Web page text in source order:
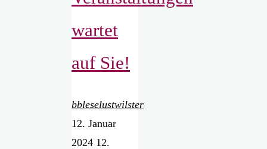
wartet
auf Sie!
bbleselustwilster
12. Januar
2024 12.